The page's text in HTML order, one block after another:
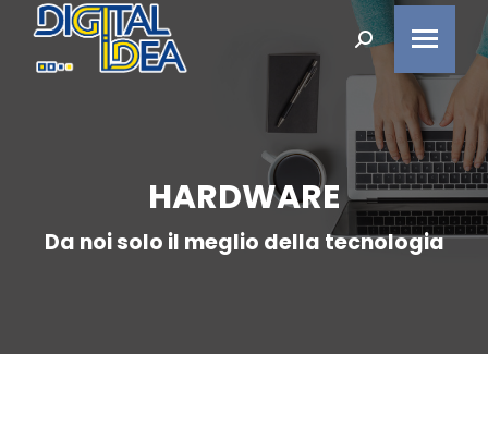
Search:
HARDWARE
Da noi solo il meglio della tecnologia
You are here: